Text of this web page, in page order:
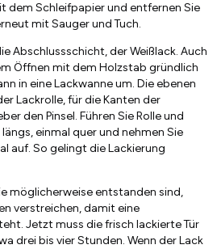
dem Schleifpapier und entfernen Sie
mit Sauger und Tuch.
Abschlussschicht, der Weißlack. Auch
Öffnen mit dem Holzstab gründlich
in eine Lackwanne um. Die ebenen
Lackrolle, für die Kanten der
den Pinsel. Führen Sie Rolle und
einmal quer und nehmen Sie
auf. So gelingt die Lackierung
möglicherweise entstanden sind,
verstreichen, damit eine
Jetzt muss die frisch lackierte Tür
drei bis vier Stunden. Wenn der Lack